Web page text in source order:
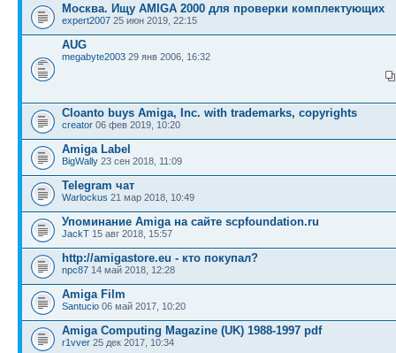
Москва. Ищу AMIGA 2000 для проверки комплектующих
expert2007 25 июн 2019, 22:15
AUG
megabyte2003 29 янв 2006, 16:32
Cloanto buys Amiga, Inc. with trademarks, copyrights
creator 06 фев 2019, 10:20
Amiga Label
BigWally 23 сен 2018, 11:09
Telegram чат
Warlockus 21 мар 2018, 10:49
Упоминание Amiga на сайте scpfoundation.ru
JackT 15 авг 2018, 15:57
http://amigastore.eu - кто покупал?
npc87 14 май 2018, 12:28
Amiga Film
Santucio 06 май 2017, 10:20
Amiga Computing Magazine (UK) 1988-1997 pdf
r1vver 25 дек 2017, 10:34